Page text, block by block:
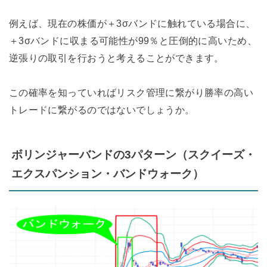
例えば、現在の株価が＋3σバンドに触れている場合に、
＋3σバンドに収まる可能性が99％と圧倒的に高いため、
逆張りの取引を行おうと考えることができます。
この確率を知っていればリスク管理に繋がり勝率の高い
トレードに繋がるのではないでしょうか。
ボリンジャーバンドの3パターン（スクイーズ・
エクスパンション・バンドウォーク）